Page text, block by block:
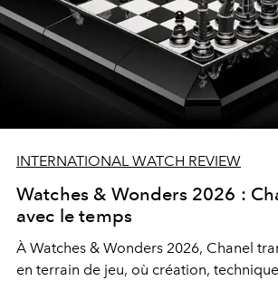
INTERNATIONAL WATCH REVIEW
Watches & Wonders 2026 :
avec le temps
À Watches & Wonders 2026, Chanel
en terrain de jeu, où création,